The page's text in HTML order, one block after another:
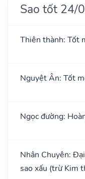
Sao tốt 24/
Thiên thành: Tốt
Nguyệt Ân: Tốt
Ngọc đường:
Nhân Chuyên:
sao xấu (trừ Kim